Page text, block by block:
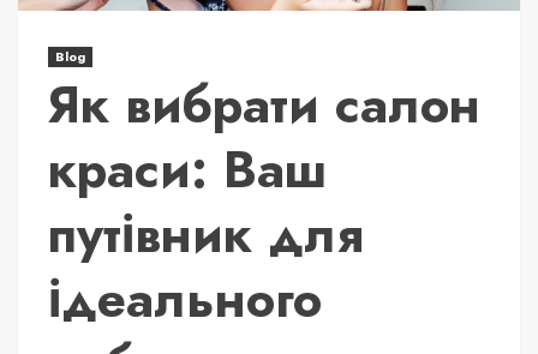
Blog
Як вибрати салон
краси: Ваш
путівник для
ідеального